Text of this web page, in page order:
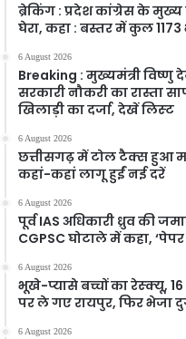
ब्रेकिंग : प्रदेश कांग्रेस के मुख्य
घेरा, कहा : बस्तर में कुल
6 August 2026
Breaking : मुख्यमंत्री
सरकारी नौकरी का रास्ता
खिलाड़ी का दर्जा, देखें लिस्‍ट
6 August 2026
छत्तीसगढ़ में टोल टैक्स हुआ
कहां-कहां लागू हुईं नई दरें
6 August 2026
पूर्व IAS अधिकारी ध्रुव की
CGPSC घोटाले में कहा,
6 August 2026
भूखे-प्यासे बच्चों का रेस्क्यू,
पर ले गए रायपुर, फिर भेजा
6 August 2026